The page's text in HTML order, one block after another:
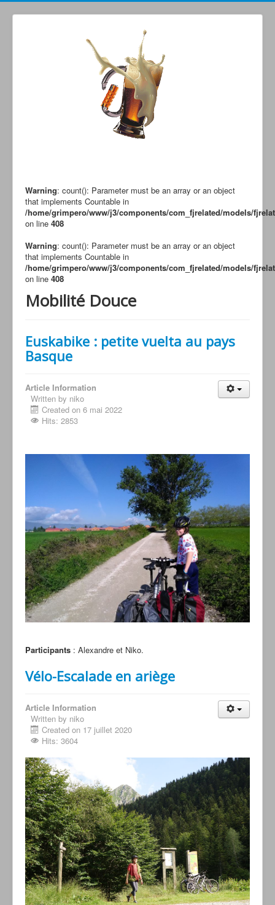
Warning: count(): Parameter must be an array or an object
that implements Countable in
/home/grimpero/www/j3/components/com_fjrelated/models/
on line 408
Warning: count(): Parameter must be an array or an object
that implements Countable in
/home/grimpero/www/j3/components/com_fjrelated/models/
on line 408
Mobilité Douce
Euskabike : petite vuelta au pays
Basque
Article Information
Written by niko
Created on 6 mai 2022
Hits: 2853
Participants : Alexandre et Niko.
Vélo-Escalade en ariège
Article Information
Written by niko
Created on 17 juillet 2020
Hits: 3604